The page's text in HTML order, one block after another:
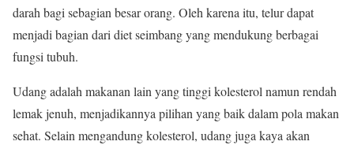
darah bagi sebagian besar orang. Oleh karena itu, telur dapat
menjadi bagian dari diet seimbang yang mendukung berbagai
fungsi tubuh.
Udang adalah makanan lain yang tinggi kolesterol namun rendah
lemak jenuh, menjadikannya pilihan yang baik dalam pola makan
sehat. Selain mengandung kolesterol, udang juga kaya akan